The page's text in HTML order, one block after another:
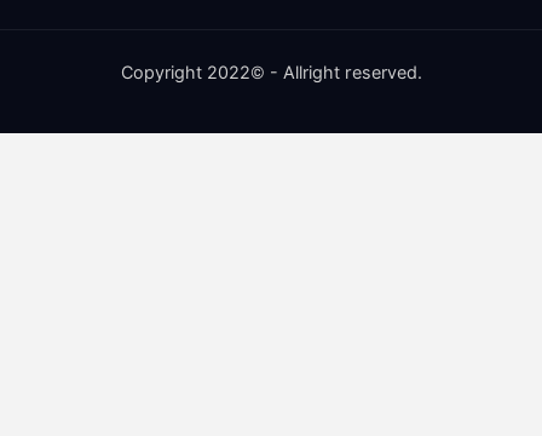
Copyright 2022© - Allright reserved.